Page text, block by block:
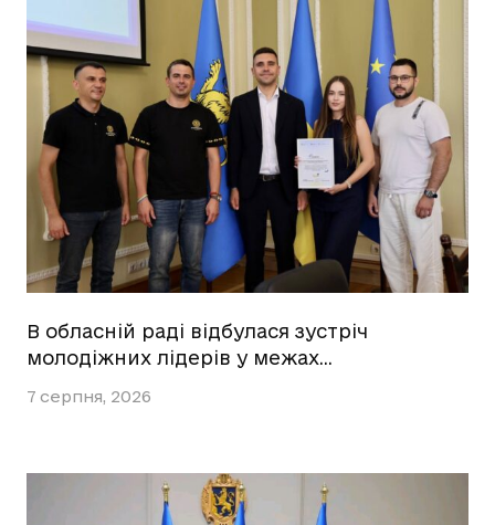
В обласній раді відбулася зустріч
молодіжних лідерів у межах…
7 серпня, 2026